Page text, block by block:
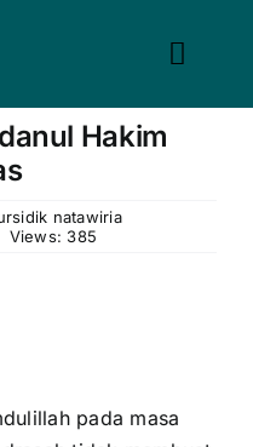
Home
Hakim
natawiria
Views: 385
pada masa